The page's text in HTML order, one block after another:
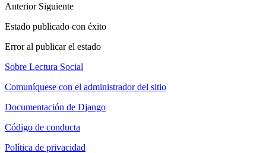
Anterior Siguiente
Estado publicado con éxito
Error al publicar el estado
Sobre Lectura Social
Comuníquese con el administrador del sitio
Documentación de Django
Código de conducta
Política de privacidad